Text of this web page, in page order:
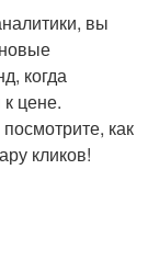
вы
когда
цене.
как
кликов!